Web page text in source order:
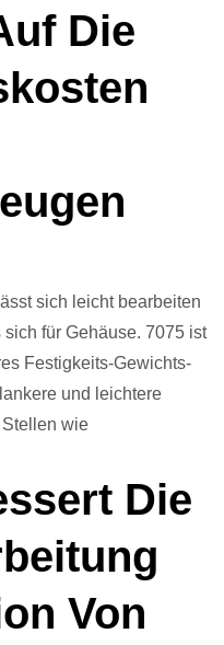
Die
sich leicht bearbeiten
für Gehäuse. 7075 ist
Festigkeits-Gewichts-
und leichtere
wie
Die
Von